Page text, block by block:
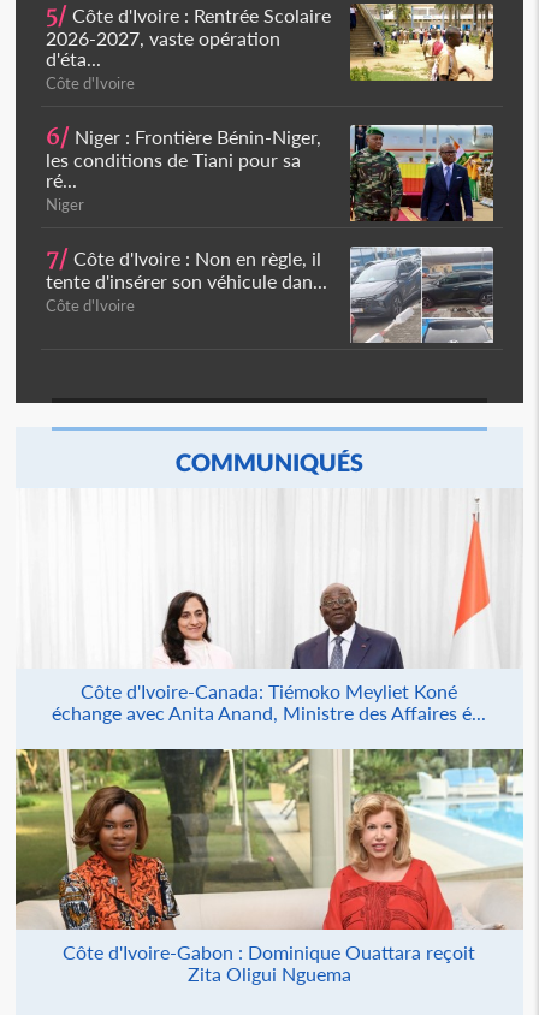
5/ Côte d'Ivoire : Rentrée Scolaire
2026-2027, vaste opération
d'éta...
Côte d'Ivoire
6/ Niger : Frontière Bénin-Niger,
les conditions de Tiani pour sa
ré...
Niger
7/ Côte d'Ivoire : Non en règle, il
tente d'insérer son véhicule dan...
Côte d'Ivoire
COMMUNIQUÉS
Côte d'Ivoire-Canada: Tiémoko Meyliet Koné
échange avec Anita Anand, Ministre des Affaires é...
Côte d'Ivoire-Gabon : Dominique Ouattara reçoit
Zita Oligui Nguema